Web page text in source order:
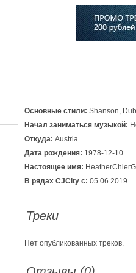
Основные стили: Shanson,
Начал заниматься музыкой:
Откуда: Austria
Дата рождения: 1978-12-10
Настоящее имя:
В рядах CJCity с: 05.06.2019
Треки
Нет опубликованных треков.